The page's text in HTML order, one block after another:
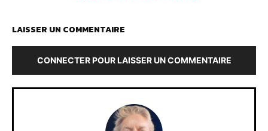
LAISSER UN COMMENTAIRE
CONNECTER POUR LAISSER UN COMMENTAIRE